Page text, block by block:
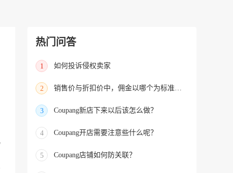
热门问答
1 如何投诉侵权卖家
2
3 Coupang新店下来以后该怎么做？
4 Coupang开店需要注意些什么呢？
5 Coupang店铺如何防关联？